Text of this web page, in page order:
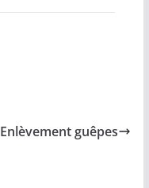
Enlèvement guêpes